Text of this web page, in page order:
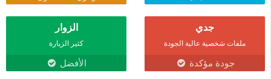
جدي
ملفات شخصية عالية الجودة
جودة مؤكدة
الزوار
كثير الزيارة
الأفضل